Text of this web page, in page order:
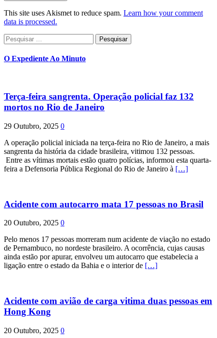
This site uses Akismet to reduce spam. Learn how your comment
data is processed.
Pesquisar
por:
O Expediente Ao Minuto
Terça-feira sangrenta. Operação policial faz 132
mortos no Rio de Janeiro
29 Outubro, 2025 0
A operação policial iniciada na terça-feira no Rio de Janeiro, a mais
sangrenta da história da cidade brasileira, vitimou 132 pessoas.
Entre as vítimas mortais estão quatro polícias, informou esta quarta-
feira a Defensoria Pública Regional do Rio de Janeiro à […]
Acidente com autocarro mata 17 pessoas no Brasil
20 Outubro, 2025 0
Pelo menos 17 pessoas morreram num acidente de viação no estado
de Pernambuco, no nordeste brasileiro. A ocorrência, cujas causas
ainda estão por apurar, envolveu um autocarro que estabelecia a
ligação entre o estado da Bahia e o interior de […]
Acidente com avião de carga vitima duas pessoas em
Hong Kong
20 Outubro, 2025 0